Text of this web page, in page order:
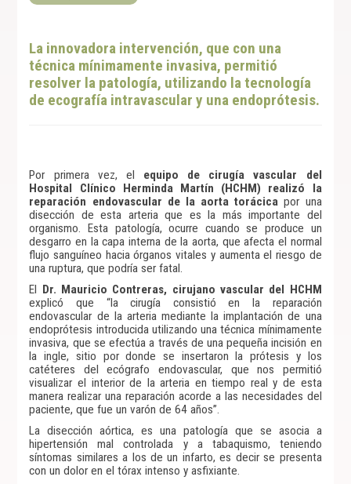
La innovadora intervención, que con una
técnica mínimamente invasiva, permitió
resolver la patología, utilizando la tecnología
de ecografía intravascular y una endoprótesis.
Por primera vez, el equipo de cirugía vascular del
Hospital Clínico Herminda Martín (HCHM) realizó la
reparación endovascular de la aorta torácica por una
disección de esta arteria que es la más importante del
organismo. Esta patología, ocurre cuando se produce un
desgarro en la capa interna de la aorta, que afecta el normal
flujo sanguíneo hacia órganos vitales y aumenta el riesgo de
una ruptura, que podría ser fatal.
El Dr. Mauricio Contreras, cirujano vascular del HCHM
explicó que “la cirugía consistió en la reparación
endovascular de la arteria mediante la implantación de una
endoprótesis introducida utilizando una técnica mínimamente
invasiva, que se efectúa a través de una pequeña incisión en
la ingle, sitio por donde se insertaron la prótesis y los
catéteres del ecógrafo endovascular, que nos permitió
visualizar el interior de la arteria en tiempo real y de esta
manera realizar una reparación acorde a las necesidades del
paciente, que fue un varón de 64 años”.
La disección aórtica, es una patología que se asocia a
hipertensión mal controlada y a tabaquismo, teniendo
síntomas similares a los de un infarto, es decir se presenta
con un dolor en el tórax intenso y asfixiante.